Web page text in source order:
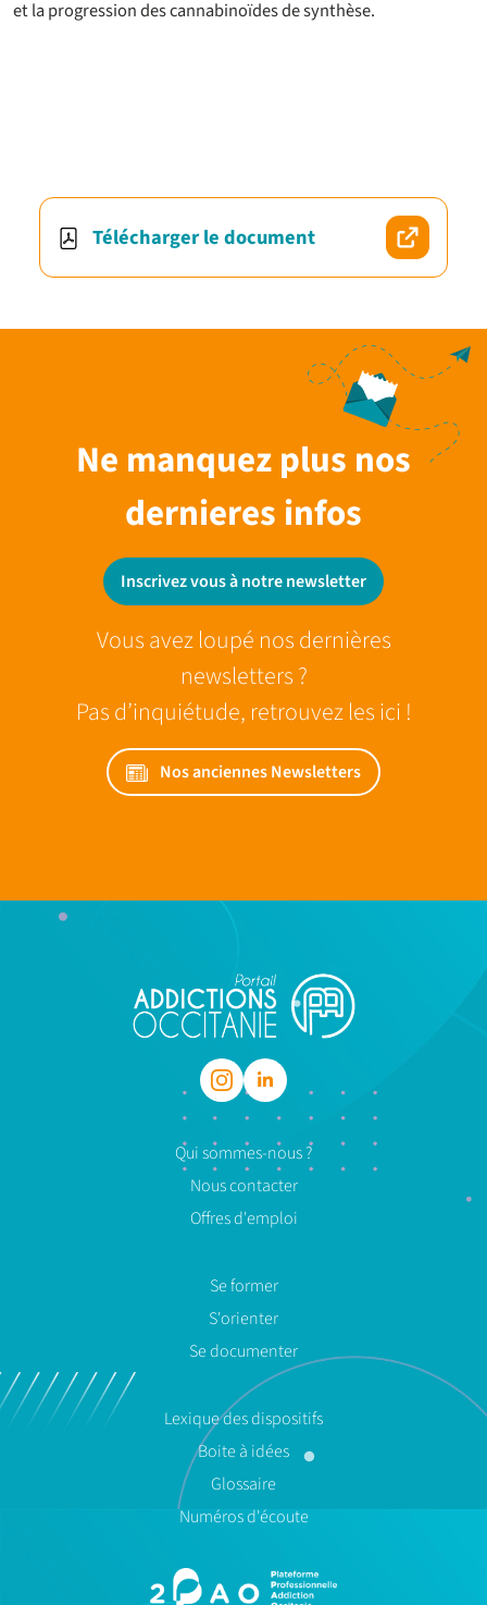
et la progression des cannabinoïdes de synthèse.
Télécharger le document
Ne manquez plus nos
dernieres infos
Inscrivez vous à notre newsletter
Vous avez loupé nos dernières
newsletters ?
Pas d’inquiétude, retrouvez les ici !
Nos anciennes Newsletters
Qui sommes-nous ?
Nous contacter
Offres d'emploi
Se former
S'orienter
Se documenter
Lexique des dispositifs
Boite à idées
Glossaire
Numéros d'écoute